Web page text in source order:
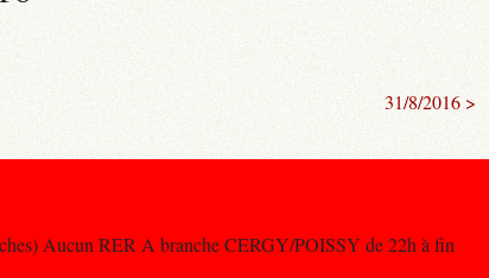
31/8/2016 >
Aucun RER A branche CERGY/POISSY de 22h à fin